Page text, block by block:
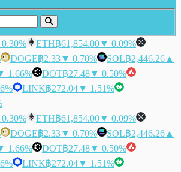
ETH฿61,854.00▼ 0.09%
DOGE฿2.33▼ 0.70% SOL฿2,446.26 ▲
1.66% DOT฿27.48▼ 0.50%
LINK฿272.04▼ 1.51%
ETH฿61,854.00▼ 0.09%
DOGE฿2.33▼ 0.70% SOL฿2,446.26 ▲
1.66% DOT฿27.48▼ 0.50%
LINK฿272.04▼ 1.51%